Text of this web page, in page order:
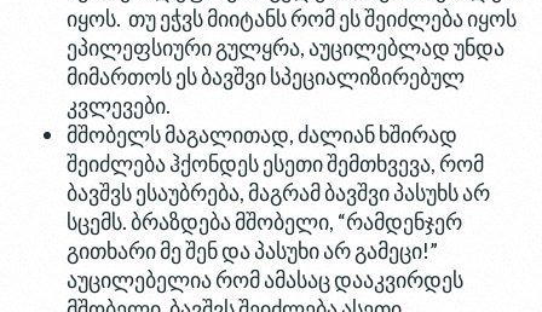
იყოს. თუ ეჭვს მიიტანს რომ ეს შეიძლება იყოს
ეპილეფსიური გულყრა, აუცილებლად უნდა
მიმართოს ეს ბავშვი სპეციალიზირებულ
კვლევები.
მშობელს მაგალითად, ძალიან ხშირად
შეიძლება ჰქონდეს ესეთი შემთხვევა, რომ
ბავშვს ესაუბრება, მაგრამ ბავშვი პასუხს არ
სცემს. ბრაზდება მშობელი, “რამდენჯერ
გითხარი მე შენ და პასუხი არ გამეცი!”
აუცილებელია რომ ამასაც დააკვირდეს